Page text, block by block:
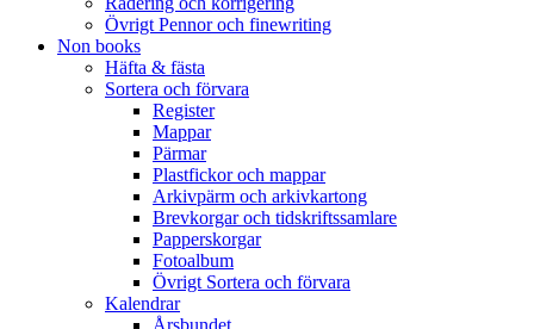
Övrigt Pennor och finewriting
Non books
Häfta & fästa
Sortera och förvara
Register
Mappar
Pärmar
Plastfickor och mappar
Arkivpärm och arkivkartong
Brevkorgar och tidskriftssamlare
Papperskorgar
Fotoalbum
Övrigt Sortera och förvara
Kalendrar
Årsbundet